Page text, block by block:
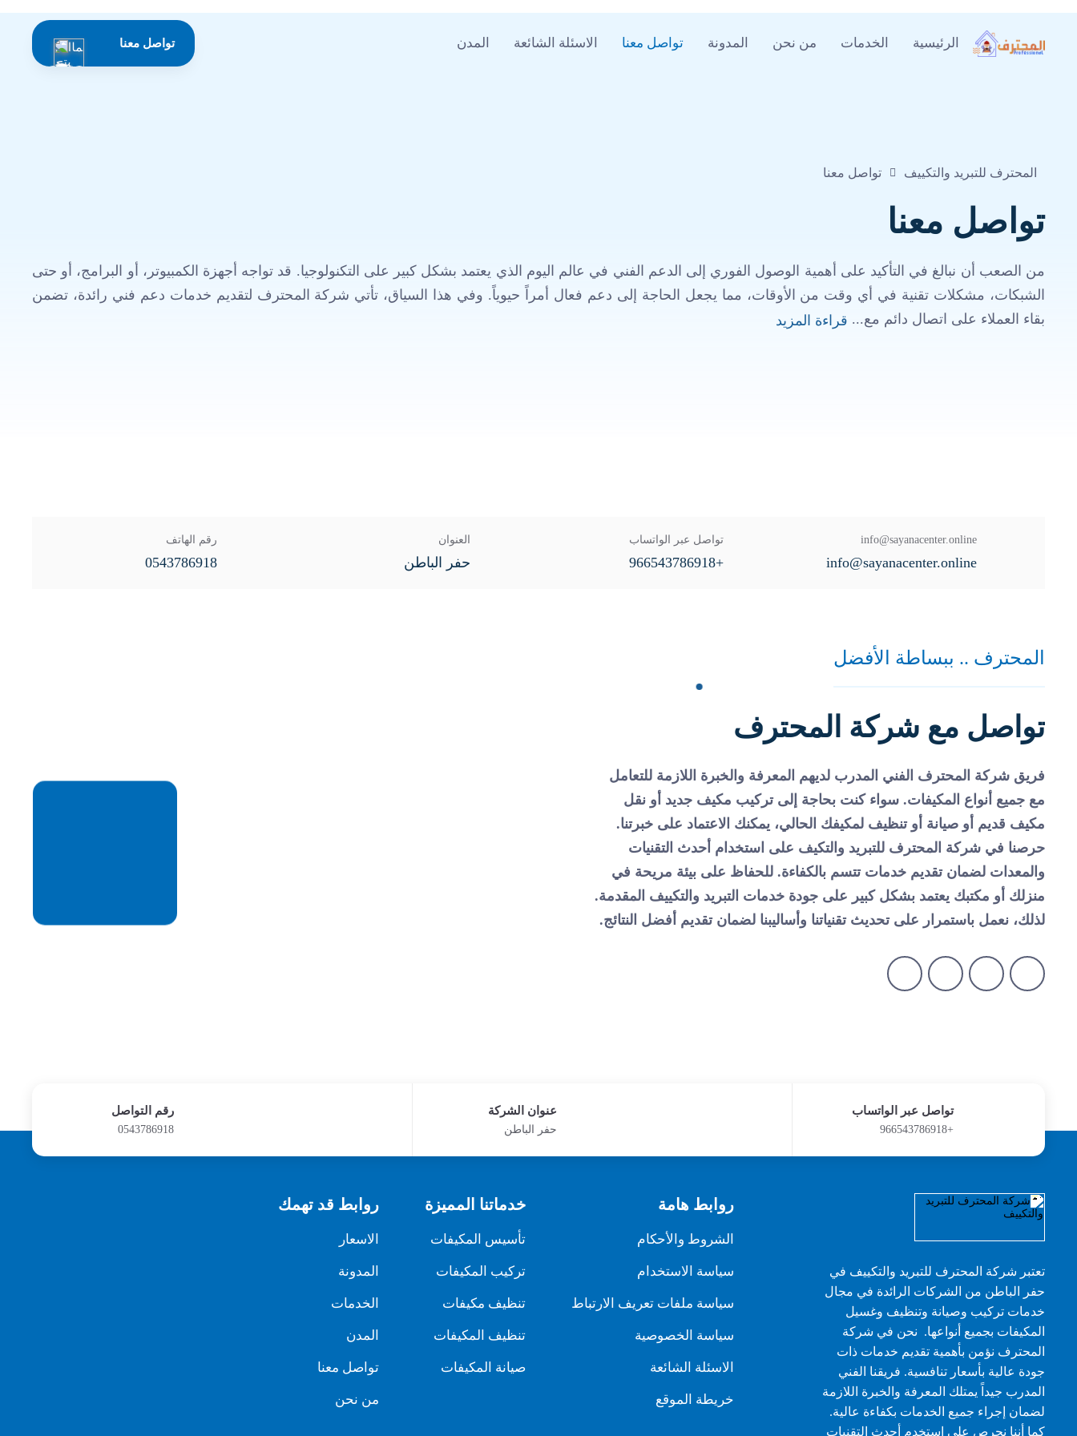
الرئيسية الخدمات من نحن المدونة تواصل معنا الاسئلة الشائعة المدن تواصل معنا
المحترف للتبريد والتكييف تواصل معنا
تواصل معنا
من الصعب أن نبالغ في التأكيد على أهمية الوصول الفوري إلى الدعم الفني في عالم اليوم الذي يعتمد بشكل كبير على التكنولوجيا. قد تواجه أجهزة الكمبيوتر، أو البرامج، أو حتى
الشبكات، مشكلات تقنية في أي وقت من الأوقات، مما يجعل الحاجة إلى دعم فعال أمراً حيوياً. وفي هذا السياق، تأتي شركة المحترف لتقديم خدمات دعم فني رائدة، تضمن
بقاء العملاء على اتصال دائم مع... قراءة المزيد
info@sayanacenter.online
info@sayanacenter.online
تواصل عبر الواتساب
+966543786918
العنوان
حفر الباطن
رقم الهاتف
0543786918
المحترف .. ببساطة الأفضل
تواصل مع شركة المحترف
فريق شركة المحترف الفني المدرب لديهم المعرفة والخبرة اللازمة للتعامل
مع جميع أنواع المكيفات. سواء كنت بحاجة إلى تركيب مكيف جديد أو نقل
مكيف قديم أو صيانة أو تنظيف لمكيفك الحالي، يمكنك الاعتماد على خبرتنا.
حرصنا في شركة المحترف للتبريد والتكيف على استخدام أحدث التقنيات
والمعدات لضمان تقديم خدمات تتسم بالكفاءة. للحفاظ على بيئة مريحة في
منزلك أو مكتبك يعتمد بشكل كبير على جودة خدمات التبريد والتكييف المقدمة.
لذلك، نعمل باستمرار على تحديث تقنياتنا وأساليبنا لضمان تقديم أفضل النتائج.
تواصل عبر الواتساب
+966543786918
عنوان الشركة
حفر الباطن
رقم التواصل
0543786918
تعتبر شركة المحترف للتبريد والتكييف في
حفر الباطن من الشركات الرائدة في مجال
خدمات تركيب وصيانة وتنظيف وغسيل
المكيفات بجميع أنواعها. نحن في شركة
المحترف نؤمن بأهمية تقديم خدمات ذات
جودة عالية بأسعار تنافسية. فريقنا الفني
المدرب جيداً يمتلك المعرفة والخبرة اللازمة
لضمان إجراء جميع الخدمات بكفاءة عالية.
كما أننا نحرص على استخدم أحدث التقنيات
روابط هامة
الشروط والأحكام
سياسة الاستخدام
سياسة ملفات تعريف الارتباط
سياسة الخصوصية
الاسئلة الشائعة
خريطة الموقع
خدماتنا المميزة
تأسيس المكيفات
تركيب المكيفات
تنظيف مكيفات
تنظيف المكيفات
صيانة المكيفات
روابط قد تهمك
الاسعار
المدونة
الخدمات
المدن
تواصل معنا
من نحن